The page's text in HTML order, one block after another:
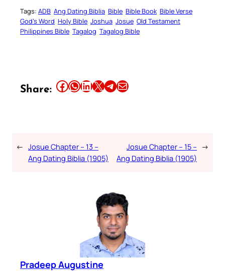
Tags: ADB Ang Dating Biblia Bible Bible Book Bible Verse
God’s Word Holy Bible Joshua Josue Old Testament
Philippines Bible Tagalog Tagalog Bible
Share: Share this article on Facebook Share this article on WhatsApp Share this article on LinkedIn Share this article on X Share this article on TelegramEmail this Article
← Josue Chapter – 13 –
Ang Dating Biblia (1905)
Josue Chapter – 15 –
Ang Dating Biblia (1905)
→
Pradeep Augustine